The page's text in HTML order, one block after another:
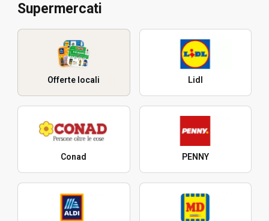
Supermercati
Offerte locali Lidl
Conad PENNY